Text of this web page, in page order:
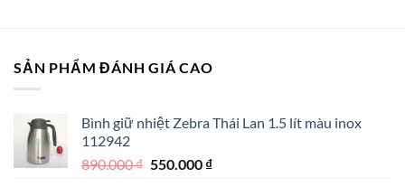
SẢN PHẨM ĐÁNH GIÁ CAO
Bình giữ nhiệt Zebra Thái Lan 1.5 lít màu inox
112942
890.000₫ Giá
550.000 ₫Giá